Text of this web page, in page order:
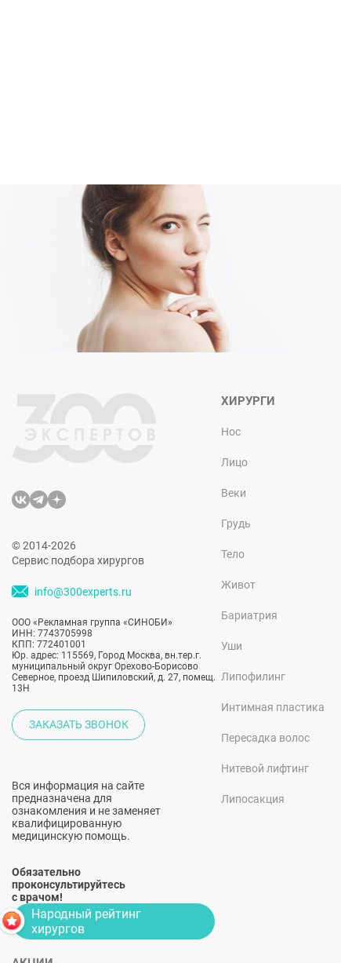
© 2014-2026
Сервис подбора хирургов
info@300experts.ru
ООО «Рекламная группа «СИНОБИ»
ИНН: 7743705998
КПП: 772401001
Юр. адрес: 115569, Город Москва, вн.тер.г.
муниципальный округ Орехово-Борисово
Северное, проезд Шипиловский, д. 27, помещ.
13Н
ЗАКАЗАТЬ ЗВОНОК
Вся информация на сайте
предназначена для
ознакомления и не заменяет
квалифицированную
медицинскую помощь.
Обязательно
проконсультируйтесь
с врачом!
ХИРУРГИ
Нос
Лицо
Веки
Грудь
Тело
Живот
Бариатрия
Уши
Липофилинг
Интимная пластика
Пересадка волос
Нитевой лифтинг
Липосакция
Народный рейтинг
хирургов